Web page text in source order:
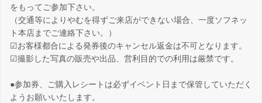
をもってご参加下さい。
（交通等によりやむを得ずご来店ができない場合、一度ソフネッ
ト本店までご連絡下さい。）
☑お客様都合による発券後のキャンセル返金は不可となります。
☑撮影した写真の販売や出品、営利目的での利用は厳禁です。
●参加券、ご購入レシートは必ずイベント日まで保管していただく
ようお願いいたします。